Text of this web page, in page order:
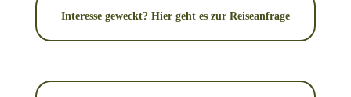
Interesse geweckt? Hier geht es zur Reiseanfrage